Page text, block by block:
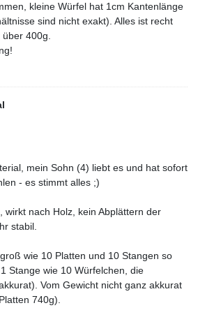
kleine Würfel hat 1cm Kantenlänge
sind nicht exakt). Alles ist recht
400g.
mein Sohn (4) liebt es und hat sofort
- es stimmt alles ;)
wirkt nach Holz, kein Abplättern der
stabil.
wie 10 Platten und 10 Stangen so
Stange wie 10 Würfelchen, die
Vom Gewicht nicht ganz akkurat
740g).